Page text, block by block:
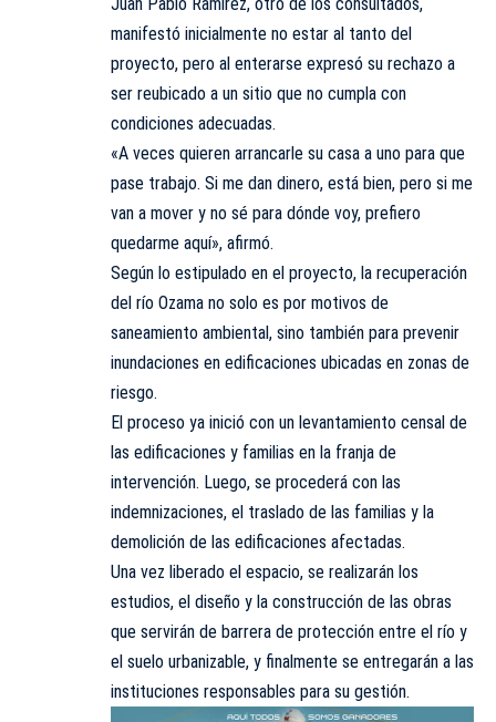
manifestó inicialmente no estar al tanto del
proyecto, pero al enterarse expresó su rechazo a
ser reubicado a un sitio que no cumpla con
condiciones adecuadas.
«A veces quieren arrancarle su casa a uno para que
pase trabajo. Si me dan dinero, está bien, pero si me
van a mover y no sé para dónde voy, prefiero
quedarme aquí», afirmó.
Según lo estipulado en el proyecto, la recuperación
del río Ozama no solo es por motivos de
saneamiento ambiental, sino también para prevenir
inundaciones en edificaciones ubicadas en zonas de
riesgo.
El proceso ya inició con un levantamiento censal de
las edificaciones y familias en la franja de
intervención. Luego, se procederá con las
indemnizaciones, el traslado de las familias y la
demolición de las edificaciones afectadas.
Una vez liberado el espacio, se realizarán los
estudios, el diseño y la construcción de las obras
que servirán de barrera de protección entre el río y
el suelo urbanizable, y finalmente se entregarán a las
instituciones responsables para su gestión.